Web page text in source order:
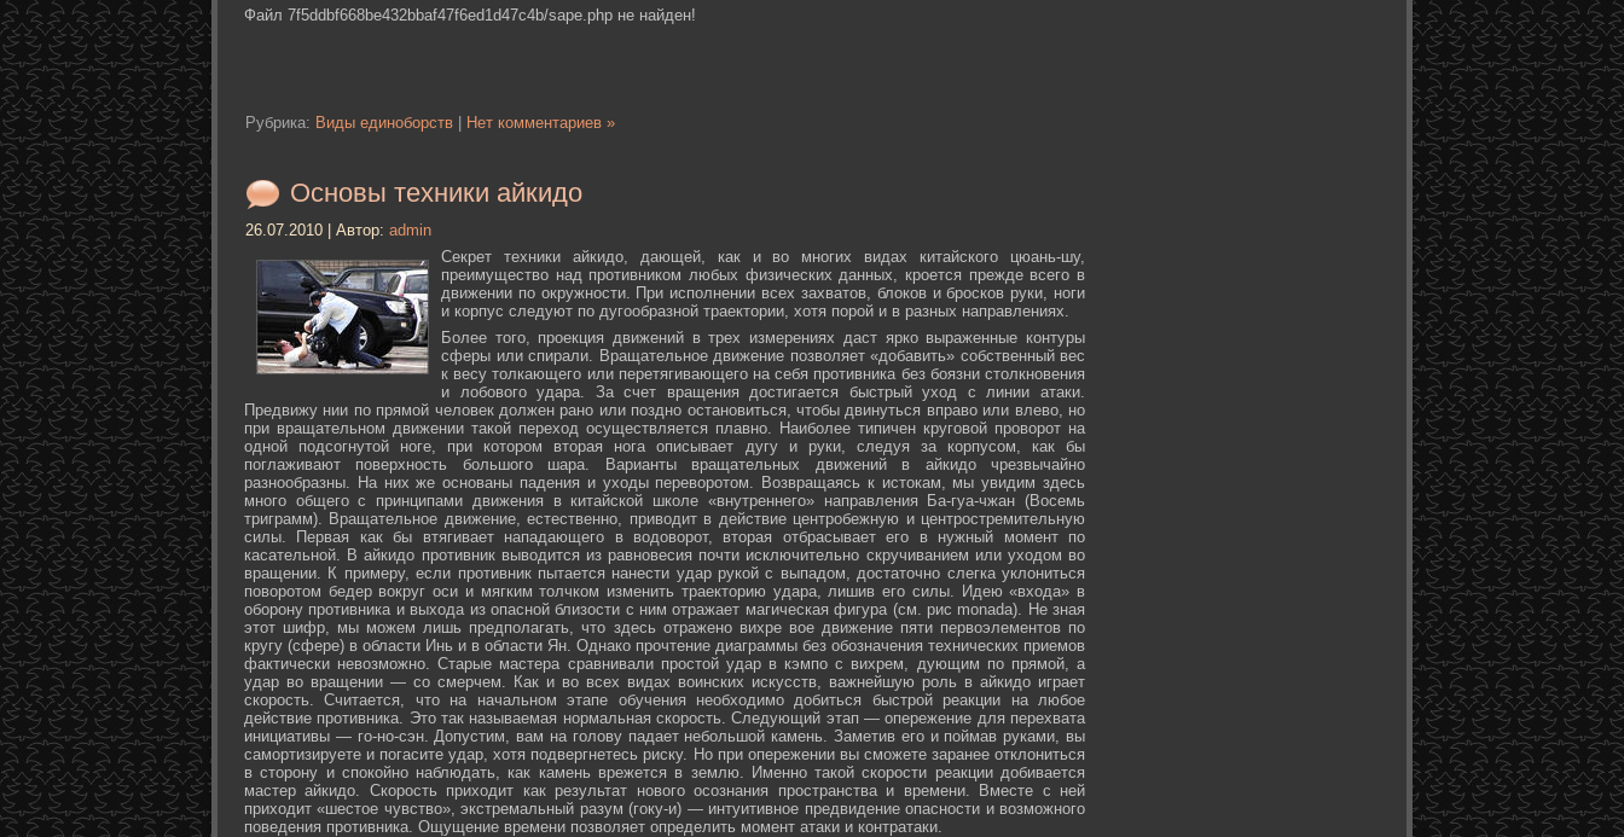
Файл 7f5ddbf668be432bbaf47f6ed1d47c4b/sape.php не найден!
Рубрика: Виды единоборств Нет комментариев »
Основы техники айкидо
26.07.2010 | Автор: admin
Секрет техники айкидо, дающей, как и во многих видах китайского цюань-шу,
преимущество над противником любых физических данных, кроется прежде всего в
движении по окружности. При исполнении всех захватов, блоков и бросков руки, ноги
и корпус следуют по дугообразной траектории, хотя порой и в разных направлениях.
Более того, проекция движений в трех измерениях даст ярко выраженные контуры
сферы или спирали. Вращательное движение позволяет «добавить» собственный вес
к весу толкающего или перетягивающего на себя противника без боязни столкновения
и лобового удара. За счет вращения достигается быстрый уход с линии атаки.
Предвижу нии по прямой человек должен рано или поздно остановиться, чтобы двинуться вправо или влево, но
при вращательном движении такой переход осуществляется плавно. Наиболее типичен круговой проворот на
одной подсогнутой ноге, при котором вторая нога описывает дугу и руки, следуя за корпусом, как бы
поглаживают поверхность большого шара. Варианты вращательных движений в айкидо чрезвычайно
разнообразны. На них же основаны падения и уходы переворотом. Возвращаясь к истокам, мы увидим здесь
много общего с принципами движения в китайской школе «внутреннего» направления Ба-гуа-чжан (Восемь
триграмм). Вращательное движение, естественно, приводит в действие центробежную и центростремительную
силы. Первая как бы втягивает нападающего в водоворот, вторая отбрасывает его в нужный момент по
касательной. В айкидо противник выводится из равновесия почти исключительно скручиванием или уходом во
вращении. К примеру, если противник пытается нанести удар рукой с выпадом, достаточно слегка уклониться
поворотом бедер вокруг оси и мягким толчком изменить траекторию удара, лишив его силы. Идею «входа» в
оборону противника и выхода из опасной близости с ним отражает магическая фигура (см. рис monada). Не зная
этот шифр, мы можем лишь предполагать, что здесь отражено вихре вое движение пяти первоэлементов по
кругу (сфере) в области Инь и в области Ян. Однако прочтение диаграммы без обозначения технических приемов
фактически невозможно. Старые мастера сравнивали простой удар в кэмпо с вихрем, дующим по прямой, а
удар во вращении — со смерчем. Как и во всех видах воинских искусств, важнейшую роль в айкидо играет
скорость. Считается, что на начальном этапе обучения необходимо добиться быстрой реакции на любое
действие противника. Это так называемая нормальная скорость. Следующий этап — опережение для перехвата
инициативы — го-но-сэн. Допустим, вам на голову падает небольшой камень. Заметив его и поймав руками, вы
самортизируете и погасите удар, хотя подвергнетесь риску. Но при опережении вы сможете заранее отклониться
в сторону и спокойно наблюдать, как камень врежется в землю. Именно такой скорости реакции добивается
мастер айкидо. Скорость приходит как результат нового осознания пространства и времени. Вместе с ней
приходит «шестое чувство», экстремальный разум (гоку-и) — интуитивное предвидение опасности и возможного
поведения противника. Ощущение времени позволяет определить момент атаки и контратаки.